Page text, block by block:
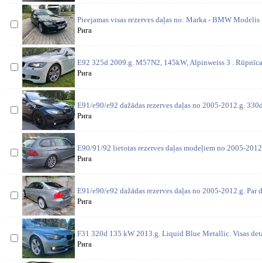
Pieejamas visas rezerves daļas no: Marka - BMW Modelis
Рига
E92 325d 2009.g. M57N2, 145kW, Alpinweiss 3 .
Рига
E91/e90/e92 dažādas rezerves daļas no 2005-2012.g.
Рига
E90/91/92 lietotas rezerves daļas modeļiem no 2005-
Рига
E91/e90/e92 dažādas rezerves daļas no 2005-2012.g. Par
Рига
F31 320d 135 kW 2013.g. Liquid Blue Metallic. Visas
Рига